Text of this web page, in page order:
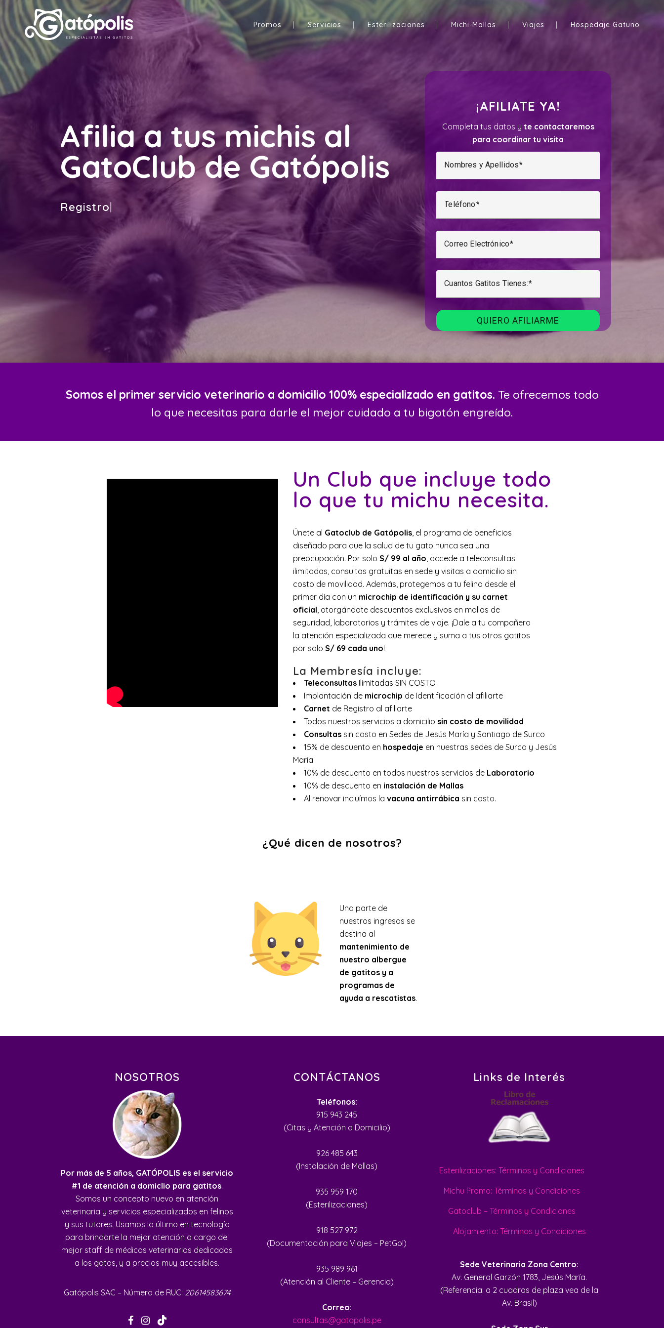
Promos Servicios Esterilizaciones Michi-Mallas Viajes Hospedaje Gatuno
Afilia a tus michis al
GatoClub de Gatópolis
Registro con Microchip
¡AFILIATE YA!
Completa tus datos y te contactaremos
para coordinar tu visita
Nombres y Apellidos
Teléfono
Correo Electrónico
Cuantos Gatitos Tienes:
Somos el primer servicio veterinario a domicilio 100% especializado en gatitos. Te ofrecemos todo
lo que necesitas para darle el mejor cuidado a tu bigotón engreído.
Un Club que incluye todo
lo que tu michu necesita.
Únete al Gatoclub de Gatópolis, el programa de beneficios
diseñado para que la salud de tu gato nunca sea una
preocupación. Por solo S/ 99 al año, accede a teleconsultas
ilimitadas, consultas gratuitas en sede y visitas a domicilio sin
costo de movilidad. Además, protegemos a tu felino desde el
primer día con un microchip de identificación y su carnet
oficial, otorgándote descuentos exclusivos en mallas de
seguridad, laboratorios y trámites de viaje. ¡Dale a tu compañero
la atención especializada que merece y suma a tus otros gatitos
por solo S/ 69 cada uno!
La Membresía incluye:
TeleconsultasIlimitadas SIN COSTO
Implantación de microchip de Identificación al afiliarte
Carnet de Registro al afiliarte
Todos nuestros servicios a domicilio sin costo de movilidad
Consultassin costo en Sedes de Jesús María y Santiago de Surco
15% de descuento en hospedaje en nuestras sedes de Surco y Jesús
María
10% de descuento en todos nuestros servicios de Laboratorio
10% de descuento en instalación de Mallas
Al renovar incluímos la vacuna antirrábica sin costo.
¿Qué dicen de nosotros?
Una parte de
nuestros ingresos se
destina al
mantenimiento de
nuestro albergue
de gatitos y a
programas de
ayuda a rescatistas.
NOSOTROS
Por más de 5 años, GATÓPOLIS es el servicio
#1 de atención a domiclio para gatitos.
Somos un concepto nuevo en atención
veterinaria y servicios especializados en felinos
y sus tutores. Usamos lo último en tecnología
para brindarte la mejor atención a cargo del
mejor staff de médicos veterinarios dedicados
a los gatos, y a precios muy accesibles.
Gatópolis SAC – Número de RUC: 20614583674
CONTÁCTANOS
Teléfonos:
915 943 245
(Citas y Atención a Domicilio)
926 485 643
(Instalación de Mallas)
935 959 170
(Esterilizaciones)
918 527 972
(Documentación para Viajes – PetGo!)
935 989 961
(Atención al Cliente – Gerencia)
Correo:
consultas@gatopolis.pe
Links de Interés
Esterilizaciones: Términos y Condiciones
Michu Promo: Términos y Condiciones
Gatoclub – Términos y Condiciones
Alojamiento: Términos y Condiciones
Sede Veterinaria Zona Centro:
Av. General Garzón 1783, Jesús María.
(Referencia: a 2 cuadras de plaza vea de la
Av. Brasil)